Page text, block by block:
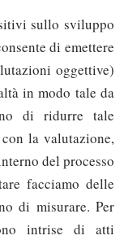
sullo sviluppo
di emettere
oggettive)
in modo tale da
di ridurre tale
la valutazione,
del processo
facciamo delle
di misurare. Per
intrise di atti